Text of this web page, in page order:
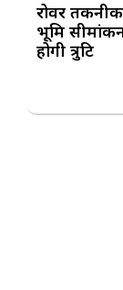
रोवर
भूमि
होगी त्रुटि